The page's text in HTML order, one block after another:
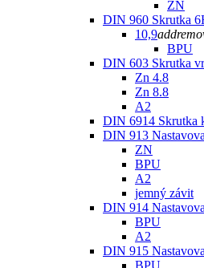
ZN
DIN 960 Skrutka
10,9add
BPU
DIN 603 Skrutka
Zn 4.8
Zn 8.8
A2
DIN 6914 Skrutka
DIN 913
ZN
BPU
A2
jemný závit
DIN 914
BPU
A2
DIN 915
BPU